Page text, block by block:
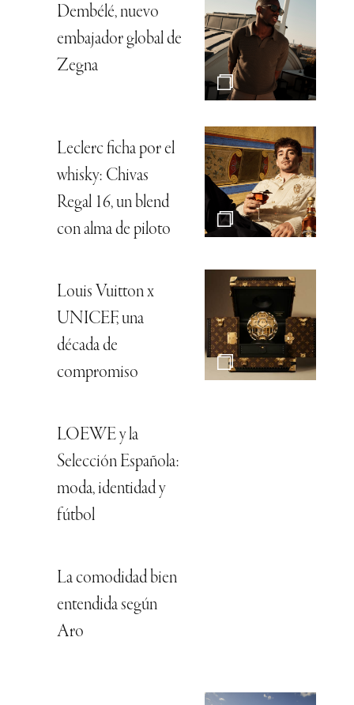
Dembélé, nuevo
embajador global de
Zegna
Leclerc ficha por el
whisky: Chivas
Regal 16, un blend
con alma de piloto
Louis Vuitton x
UNICEF, una
década de
compromiso
LOEWE y la
Selección Española:
moda, identidad y
fútbol
La comodidad bien
entendida según
Aro